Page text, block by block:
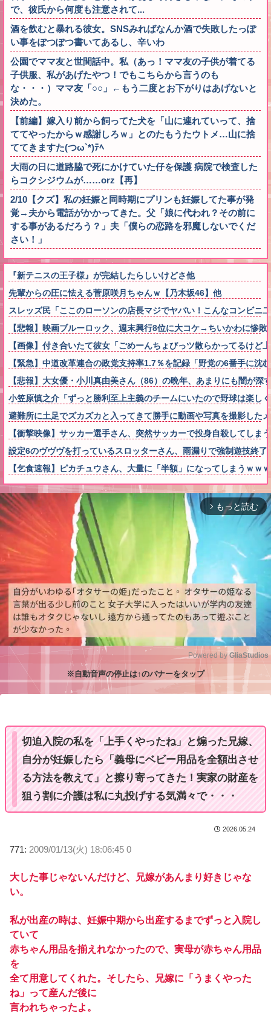
で、彼氏から何度も注意されて...
酒を飲むと暴れる彼女。SNSみればなんか酒で失敗したっぽ
い事をぽつぽつ書いてあるし、辛いわ
公園でママ友と世間話中。私（あっ！ママ友の子供が着てる
子供服、私があげたやつ！でもこちらから言うのも
な・・・）ママ友「○○」←もう二度とお下がりはあげないと
決めた。
【前編】嫁入り前から飼ってた犬を「山に連れていって、捨
ててやったからｗ感謝しろｗ」とのたもうたウトメ…山に捨
ててきますた(つω`*)ﾃﾍ
大雨の日に道路脇で死にかけていた仔を保護 病院で検査した
らコクシジウムが……orz【再】
2/10【クズ】私の妊娠と同時期にプリンも妊娠してた事が発
覚→夫から電話がかかってきた。父「娘に代われ？その前に
する事があるだろう？」夫「僕らの恋路を邪魔しないでくだ
さい！」
『新テニスの王子様』が完結したらしいけどさ他
先輩からの圧に怯える菅原咲月ちゃんｗ【乃木坂46】他
スレッズ民「ここのローソンの店長マジでヤバい！こんなコンビ
【悲報】映画ブルーロック、週末興行8位に大コケ→ちいかわに惨敗
【画像】付き合いたて彼女「ごめーんちょびっツ散らかってるけ
【緊急】中道改革連合の政党支持率1.7％を記録「野党の6番手に沈
【悲報】大女優・小川真由美さん（86）の晩年、あまりにも闇が深
小笠原慎之介「ずっと勝利至上主義のチームにいたので野球は楽し
避難所に土足でズカズカと入ってきて勝手に動画や写真を撮影し
【衝撃映像】サッカー選手さん、突然サッカーで投身自殺してしま
設定6のヴヴヴを打っているスロッターさん、雨漏りで強制遊技終
【乞食速報】ピカチュウさん、大量に「半額」になってしまうｗｗ
arrow_forward_ios もっと読む
M
Powered by GliaStudios
※自動音声の停止は↑のバナーをタップ
切迫入院の私を「上手くやったね」と煽った兄嫁、
自分が妊娠したら「義母にベビー用品を全額出させ
る方法を教えて」と擦り寄ってきた！実家の財産を
狙う割に介護は私に丸投げする気満々で・・・
2026.05.24
771: 2009/01/13(火) 18:06:45 0
大した事じゃないんだけど、兄嫁があんまり好きじゃな
い。
私が出産の時は、妊娠中期から出産するまでずっと入院し
ていて
赤ちゃん用品を揃えれなかったので、実母が赤ちゃん用品
を
全て用意してくれた。そしたら、兄嫁に「うまくやった
ね」って産んだ後に
言われちゃったよ。